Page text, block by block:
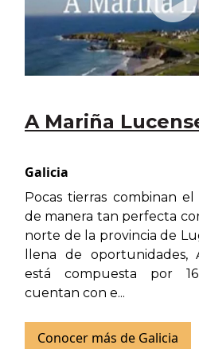
A Mariña
Galicia
Pocas tierras combinan
de manera tan perfecta
norte de la provincia de
llena de oportunidades,
está compuesta por
cuentan con e...
Conocer más de Galicia